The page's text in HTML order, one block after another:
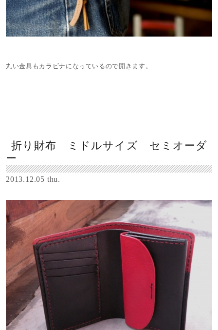
丸い金具もカラビナになっているので開きます。
折り財布 ミドルサイズ セミオーダ
ー
2013.12.05 thu.